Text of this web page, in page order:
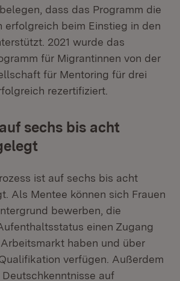
dass das Programm die
erfolgreich beim Einstieg in den
2021 wurde das
für Migrantinnen von der
für Mentoring für drei
rezertifiziert.
sechs bis acht
ist auf sechs bis acht
Als Mentee können sich Frauen
bewerben, die
einen Zugang
haben und über
verfügen. Außerdem
auf